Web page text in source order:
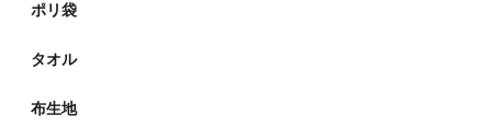
ポリ袋
タオル
布生地